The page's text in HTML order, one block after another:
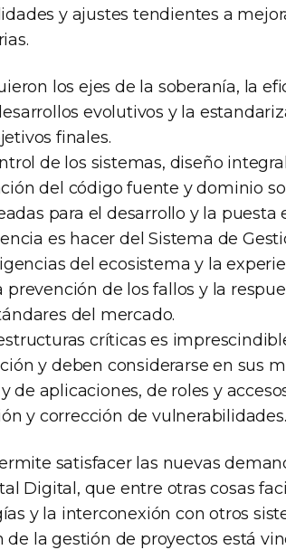
y ajustes tendientes a
los ejes de la soberanía, la
evolutivos y la
finales.
de los sistemas, diseño
del código fuente y dominio
para el desarrollo y la puesta
es hacer del Sistema de
del ecosistema y la
prevención de los fallos y la
del mercado.
críticas es
y deben considerarse en sus
aplicaciones, de roles y
y corrección de vulnerabilidades.
satisfacer las nuevas
Digital, que entre otras cosas
y la interconexión con otros
la gestión de proyectos está